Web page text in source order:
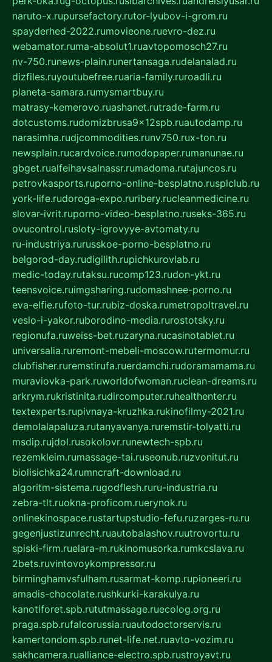
naruto-x.rupursefactory.rutor-lyubov-i-grom.ru
spayderhed-2022.rumovieone.ruevro-dez.ru
webamator.ruma-absolut1.ruavtopomosch27.ru
nv-750.runews-plain.runertansaga.rudelanalad.ru
dizfiles.ruyoutubefree.ruaria-family.ruroadli.ru
planeta-samara.rumysmartbuy.ru
matrasy-kemerovo.ruashanet.rutrade-farm.ru
dotcustoms.rudomizbrusa9x12spb.ruautodamp.ru
narasimha.rudjcommodities.runv750.rux-ton.ru
newsplain.rucardvoice.rumodopaper.rumanunae.ru
gbget.rualfeihavsalnassr.rumadoma.rutajuncos.ru
petrovkasports.ruporno-online-besplatno.rusplclub.ru
york-life.rudoroga-expo.ruribery.rucleanmedicine.ru
slovar-ivrit.ruporno-video-besplatno.ruseks-365.ru
ovucontrol.rusloty-igrovyye-avtomaty.ru
ru-industriya.rurusskoe-porno-besplatno.ru
belgorod-day.rudigilith.rupichkurovlab.ru
medic-today.rutaksu.rucomp123.rudon-ykt.ru
teensvoice.ruimgsharing.rudomashnee-porno.ru
eva-elfie.rufoto-tur.rubiz-doska.rumetropoltravel.ru
veslo-i-yakor.ruborodino-media.rurostotsky.ru
regionufa.ruweiss-bet.ruzaryna.rucasinotablet.ru
universalia.ruremont-mebeli-moscow.rutermomur.ru
clubfisher.ruremstirufa.ruerdamchi.rudoramamama.ru
muraviovka-park.ruworldofwoman.ruclean-dreams.ru
arkrym.rukristinita.rudircomputer.ruhealthenter.ru
textexperts.rupivnaya-kruzhka.rukinofilmy-2021.ru
demolalapaluza.rutanyavanya.ruremstir-tolyatti.ru
msdip.rujdol.rusokolovr.runewtech-spb.ru
rezemkleim.rumassage-tai.ruseonub.ruzvonitut.ru
biolisichka24.rumncraft-download.ru
algoritm-sistema.rugodflesh.ruru-industria.ru
zebra-tlt.ruokna-proficom.ruerynok.ru
onlinekinospace.rustartupstudio-fefu.ruzarges-ru.ru
gegenjustizunrecht.ruautobalashov.ruutrovortu.ru
spiski-firm.ruelara-m.rukinomusorka.rumkcslava.ru
2bets.ruvintovoykompressor.ru
birminghamvsfulham.rusarmat-komp.rupioneeri.ru
amadis-chocolate.rushkurki-karakulya.ru
kanotiforet.spb.rututmassage.ruecolog.org.ru
praga.spb.rufalcorussia.ruautodoctorservis.ru
kamertondom.spb.runet-life.net.ruavto-vozim.ru
sakhcamera.rualliance-electro.spb.rustroyavt.ru